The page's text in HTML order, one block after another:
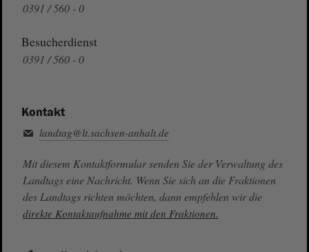
0391 / 560 - 0
Besucherdienst
0391 / 560 - 0
Kontakt
landtag@lt.sachsen-anhalt.de
Mit diesem Kontaktformular senden Sie der Verwaltung des
Landtags eine Nachricht. Wenn Sie sich an die Fraktionen
des Landtags richten möchten, dann empfehlen wir die
direkte Kontaktaufnahme mit den Fraktionen.